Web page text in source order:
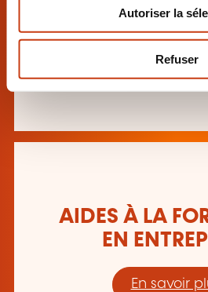
n
Autoriser la
Refuser
POUR
AIDES À LA
EN
En savoir